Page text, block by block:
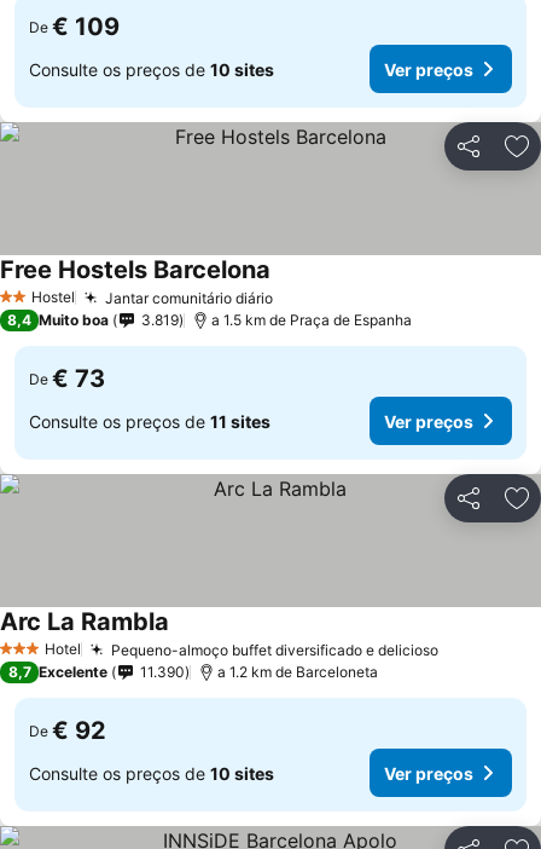
De € 109
Consulte os preços de 10 sites Ver preços
Partilhar
2 Estrelas
Hostel Jantar comunitário diário
Free Hostels Barcelona
8,4 Muito boa 3.819 a 1.5 km de Praça de Espanha
De € 73
Consulte os preços de 11 sites Ver preços
Partilhar
3 EstrelasHotel Pequeno-almoço buffet diversificado e delicioso
Arc La Rambla
8,7 Excelente 11.390 a 1.2 km de Barceloneta
De € 92
Consulte os preços de 10 sites Ver preços